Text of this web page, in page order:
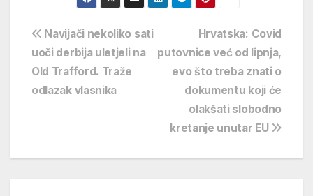
Navigacija
objava
Hrvatska: Covid
putovnice već od lipnja,
evo što treba znati o
dokumentu koji će
olakšati slobodno
kretanje unutar EU
Navijači nekoliko sati
uoči derbija uletjeli na
Old Trafford. Traže
odlazak vlasnika